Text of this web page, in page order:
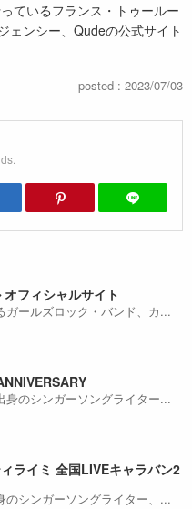
ているフランス・トゥールー
ェンシー、Qudeの公式サイト
posted : 2023/07/03
フィシャルサイト
ガールズロック・バンド、カ...
身のシンガーソングライター...
ライミ 全国LIVEキャラバン2
のシンガーソングライター、...